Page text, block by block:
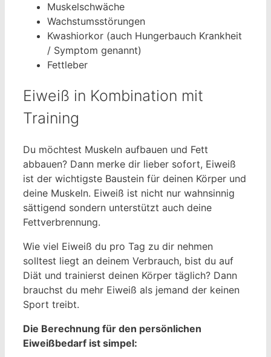
Muskelschwäche
Wachstumsstörungen
Kwashiorkor (auch Hungerbauch Krankheit
/ Symptom genannt)
Fettleber
Eiweiß in Kombination mit
Training
Du möchtest Muskeln aufbauen und Fett
abbauen? Dann merke dir lieber sofort, Eiweiß
ist der wichtigste Baustein für deinen Körper und
deine Muskeln. Eiweiß ist nicht nur wahnsinnig
sättigend sondern unterstützt auch deine
Fettverbrennung.
Wie viel Eiweiß du pro Tag zu dir nehmen
solltest liegt an deinem Verbrauch, bist du auf
Diät und trainierst deinen Körper täglich? Dann
brauchst du mehr Eiweiß als jemand der keinen
Sport treibt.
Die Berechnung für den persönlichen
Eiweißbedarf ist simpel: